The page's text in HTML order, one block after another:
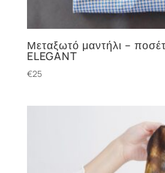
Μεταξωτό μαντήλι –
ELEGANT
€25